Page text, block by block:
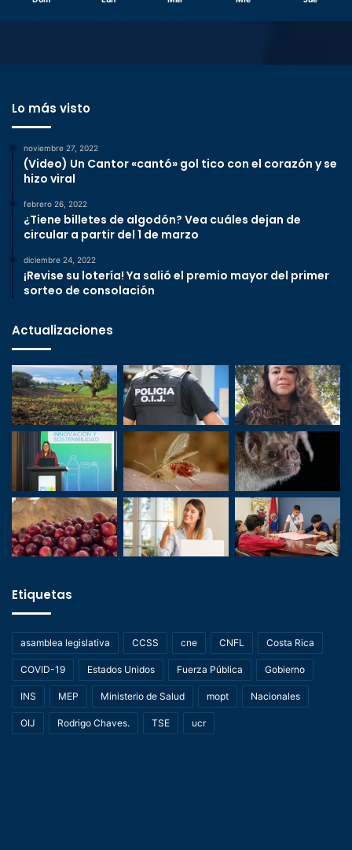
Lo más visto
noviembre 27, 2022
(Video) Un Cantor «cantó» gol tico con el corazón y se
hizo viral
febrero 26, 2022
¿Tiene billetes de algodón? Vea cuáles dejan de
circular a partir del 1 de marzo
diciembre 24, 2022
¡Revise su lotería! Ya salió el premio mayor del primer
sorteo de consolación
Actualizaciones
Etiquetas
asamblea legislativa CCSS cne CNFL Costa Rica
COVID-19 Estados Unidos Fuerza Pública Gobierno
INS MEP Ministerio de Salud mopt Nacionales
OIJ Rodrigo Chaves. TSE ucr